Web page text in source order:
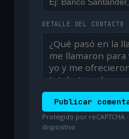
DETALLE DEL CONTACTO
Publicar
Protegido por
dispositivo